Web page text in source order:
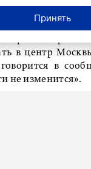
службе РЖД.
остановка
сократить время
в центр
в
не изменится».
Принять